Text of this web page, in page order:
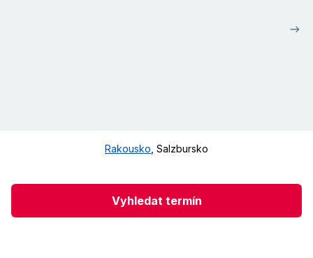
Rakousko Salzbursko
Vyhledat termín